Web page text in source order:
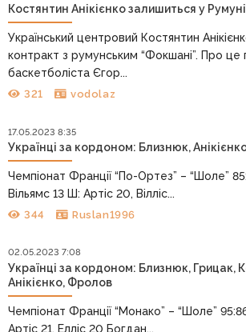
Костянтин Анікієнко залишиться у
Український центровий Костянтин
контракт з румунським “Фокшані”. Про це
баскетболіста Єгор...
321 vodolaz
17.05.2023 8:35
Українці за кордоном: Близнюк,
Чемпіонат Франції “По-Ортез” – “Шоле”
Вільямс 13 Ш: Артіс 20, Вілліс...
344 Ruslan1996
02.05.2023 7:08
Українці за кордоном: Близнюк, Грицак,
Анікієнко, Фролов
Чемпіонат Франції “Монако” – “Шоле”
Артіс 21, Елліс 20 Богдан...